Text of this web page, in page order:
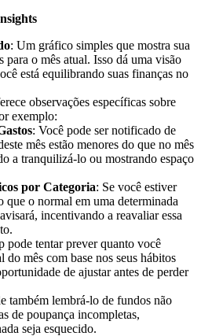
: Um gráfico simples que mostra sua
para o mês atual. Isso dá uma visão
está equilibrando suas finanças no
observações específicas sobre
exemplo:
: Você pode ser notificado de
mês estão menores do que no mês
a tranquilizá-lo ou mostrando espaço
por Categoria: Se você estiver
que o normal em uma determinada
incentivando a reavaliar essa
pode tentar prever quanto você
do mês com base nos seus hábitos
de ajustar antes de perder
também lembrá-lo de fundos não
de poupança incompletas,
seja esquecido.